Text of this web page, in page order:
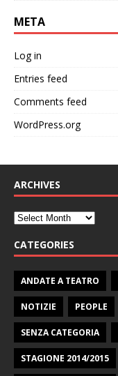
META
Log in
Entries feed
Comments feed
WordPress.org
ARCHIVES
CATEGORIES
ANDATE A TEATRO
NOTIZIE PEOPLE
SENZA CATEGORIA
STAGIONE 2014/2015